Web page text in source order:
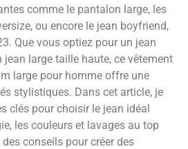
comme le pantalon large, les
ou encore le jean boyfriend,
Que vous optiez pour un jean
large taille haute, ce vêtement
large pour homme offre une
stylistiques. Dans cet article, je
clés pour choisir le jean idéal
les couleurs et lavages au top
conseils pour créer des